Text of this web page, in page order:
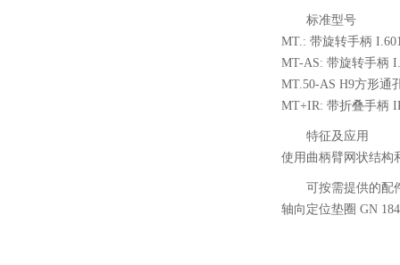
标准型号
MT.: 带旋转手柄
MT-AS: 带旋转手柄
MT.50-AS H9方形通
MT+IR: 带折叠手柄
特征及应用
使用曲柄臂网状结构
可按需提供的配
轴向定位垫圈 GN